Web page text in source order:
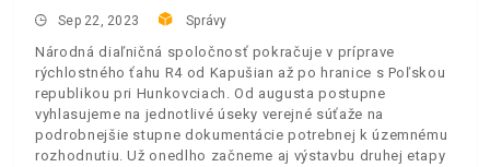
Sep 22, 2023 Správy
Národná diaľničná spoločnosť pokračuje v príprave
rýchlostného ťahu R4 od Kapušian až po hranice s Poľskou
republikou pri Hunkovciach. Od augusta postupne
vyhlasujeme na jednotlivé úseky verejné súťaže na
podrobnejšie stupne dokumentácie potrebnej k územnému
rozhodnutiu. Už onedlho začneme aj výstavbu druhej etapy